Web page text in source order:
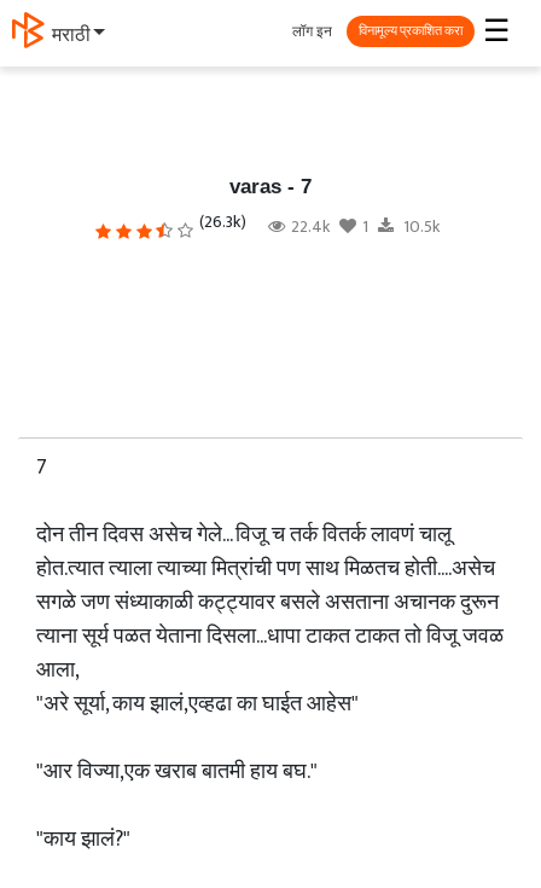
मराठी ☰
लॉग इन विनामूल्य प्रकाशित करा
varas - 7
(26.3k) 22.4k 1 10.5k
7
दोन तीन दिवस असेच गेले... विजू च तर्क वितर्क लावणं चालू
होत.त्यात त्याला त्याच्या मित्रांची पण साथ मिळतच होती....असेच
सगळे जण संध्याकाळी कट्ट्यावर बसले असताना अचानक दुरून
त्याना सूर्य पळत येताना दिसला...धापा टाकत टाकत तो विजू जवळ
आला,
"अरे सूर्या, काय झालं,एव्हढा का घाईत आहेस"
"आर विज्या,एक खराब बातमी हाय बघ."
"काय झालं?"